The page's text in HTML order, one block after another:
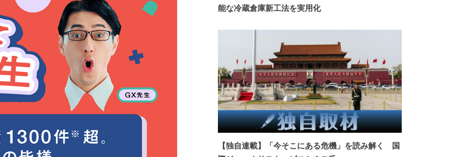
能な冷蔵倉庫新工法を実用化
【独自連載】「今そこにある危機」を読み解く 国